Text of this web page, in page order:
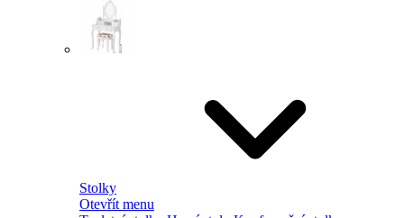
Stolky
Otevřít menu